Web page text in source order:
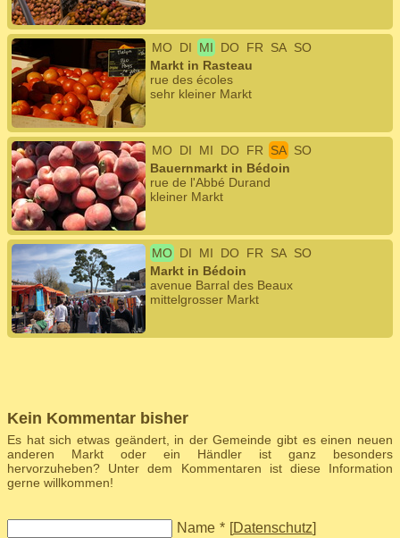
MO DI MI DO FR SA SO
Markt in Rasteau
rue des écoles
sehr kleiner Markt
MO DI MI DO FR SA SO
Bauernmarkt in Bédoin
rue de l'Abbé Durand
kleiner Markt
MO DI MI DO FR SA SO
Markt in Bédoin
avenue Barral des Beaux
mittelgrosser Markt
Kein Kommentar bisher
Es hat sich etwas geändert, in der Gemeinde gibt es einen neuen
anderen Markt oder ein Händler ist ganz besonders
hervorzuheben? Unter dem Kommentaren ist diese Information
gerne willkommen!
Name * [Datenschutz]